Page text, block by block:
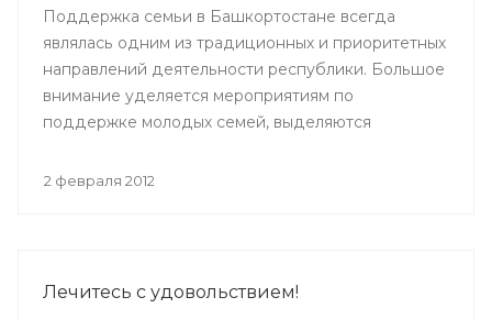
Поддержка семьи в Башкортостане всегда
являлась одним из традиционных и приоритетных
направлений деятельности республики. Большое
внимание уделяется мероприятиям по
поддержке молодых семей, выделяются
материнского капитала, строятся современные
2 февраля 2012
Лечитесь с удовольствием!